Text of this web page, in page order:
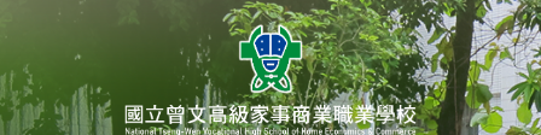
轉
至
主
要